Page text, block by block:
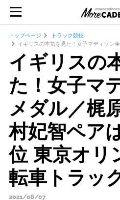
トップページ
トラック競技
イギリスの本気を見た！女子マディソン
イギリスの
た！女子マ
メダル／梶
村妃智ペア
位 東京オリ
転車トラッ
2021/08/07